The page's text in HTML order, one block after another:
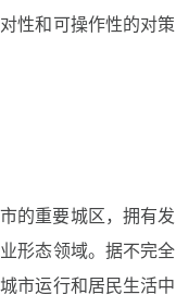
性和可操作性的对策
的重要城区，拥有发
形态领域。据不完全
市运行和居民生活中